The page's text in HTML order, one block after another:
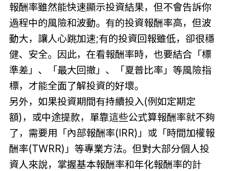
報酬率雖然能快速顯示投資結果，但不會告訴你
過程中的風險和波動。有的投資報酬率高，但波
動大，讓人心跳加速;有的投資回報雖低，卻很穩
健、安全。因此，在看報酬率時，也要結合「標
準差」、「最大回撤」、「夏普比率」等風險指
標，才能全面了解投資的好壞。
另外，如果投資期間有持續投入(例如定期定
額)，或中途提款，單靠這些公式算報酬率就不夠
了，需要用「內部報酬率(IRR)」或「時間加權報
酬率(TWRR)」等專業方法。但對大部分個人投
資人來說，掌握基本報酬率和年化報酬率的計